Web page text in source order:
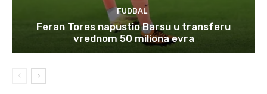
FUDBAL
Feran Tores napustio Barsu u transferu
vrednom 50 miliona evra